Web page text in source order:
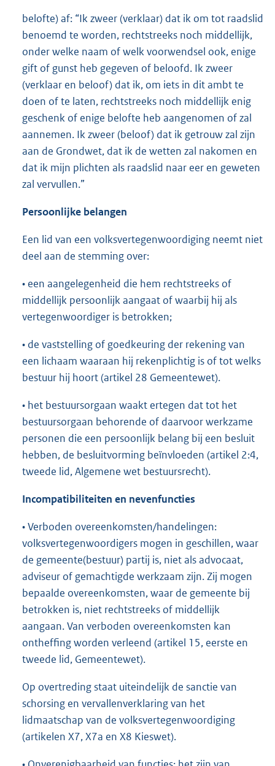
belofte) af: “Ik zweer (verklaar) dat ik om tot raadslid
benoemd te worden, rechtstreeks noch middellijk,
onder welke naam of welk voorwendsel ook, enige
gift of gunst heb gegeven of beloofd. Ik zweer
(verklaar en beloof) dat ik, om iets in dit ambt te
doen of te laten, rechtstreeks noch middellijk enig
geschenk of enige belofte heb aangenomen of zal
aannemen. Ik zweer (beloof) dat ik getrouw zal zijn
aan de Grondwet, dat ik de wetten zal nakomen en
dat ik mijn plichten als raadslid naar eer en geweten
zal vervullen.”
Persoonlijke belangen
Een lid van een volksvertegenwoordiging neemt niet
deel aan de stemming over:
• een aangelegenheid die hem rechtstreeks of
middellijk persoonlijk aangaat of waarbij hij als
vertegenwoordiger is betrokken;
• de vaststelling of goedkeuring der rekening van
een lichaam waaraan hij rekenplichtig is of tot welks
bestuur hij hoort (artikel 28 Gemeentewet).
• het bestuursorgaan waakt ertegen dat tot het
bestuursorgaan behorende of daarvoor werkzame
personen die een persoonlijk belang bij een besluit
hebben, de besluitvorming beïnvloeden (artikel 2:4,
tweede lid, Algemene wet bestuursrecht).
Incompatibiliteiten en nevenfuncties
• Verboden overeenkomsten/handelingen:
volksvertegenwoordigers mogen in geschillen, waar
de gemeente(bestuur) partij is, niet als advocaat,
adviseur of gemachtigde werkzaam zijn. Zij mogen
bepaalde overeenkomsten, waar de gemeente bij
betrokken is, niet rechtstreeks of middellijk
aangaan. Van verboden overeenkomsten kan
ontheffing worden verleend (artikel 15, eerste en
tweede lid, Gemeentewet).
Op overtreding staat uiteindelijk de sanctie van
schorsing en vervallenverklaring van het
lidmaatschap van de volksvertegenwoordiging
(artikelen X7, X7a en X8 Kieswet).